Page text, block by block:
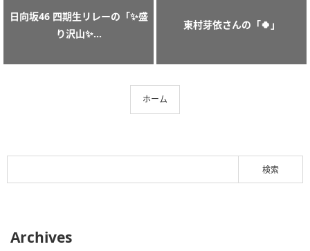
日向坂46 四期生リレーの「✨盛
り沢山✨...
東村芽依さんの「🍀」
ホーム
Archives